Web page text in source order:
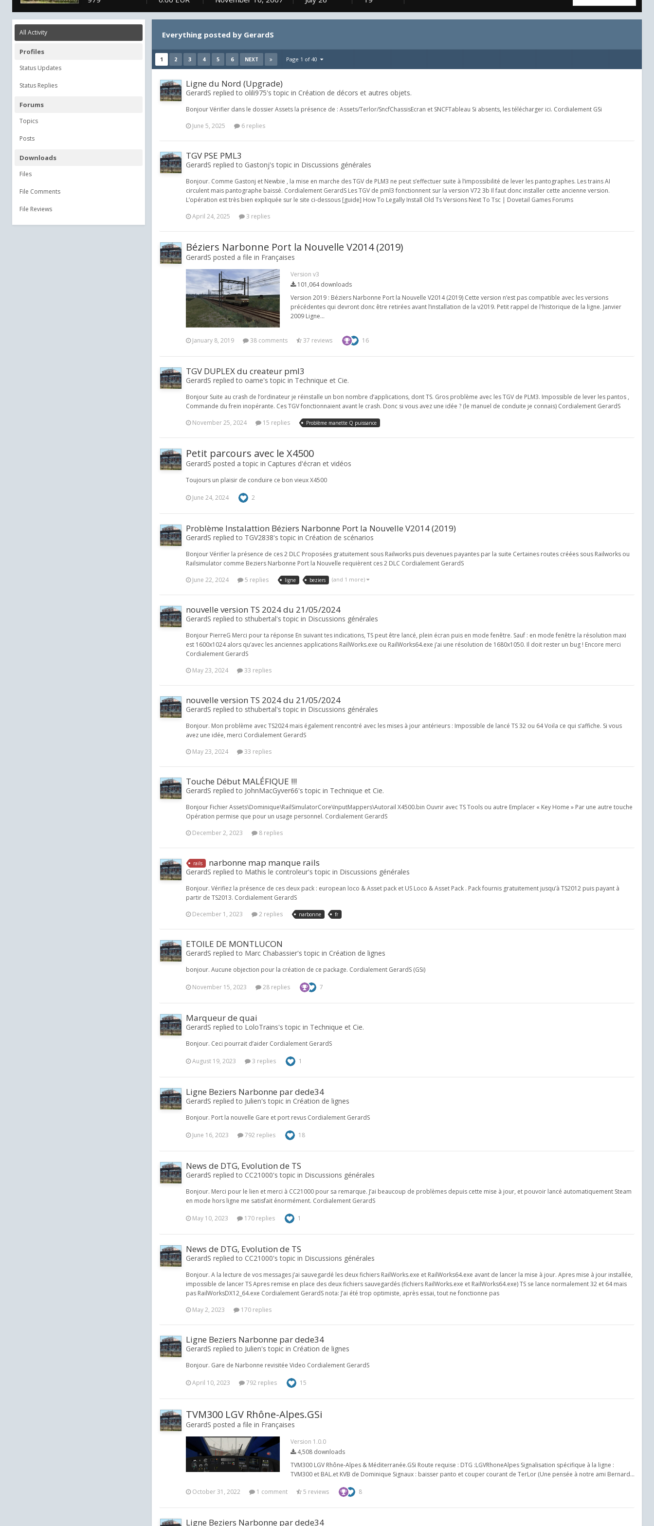
All Activity
Profiles
Status Updates
Status Replies
Forums
Topics
Posts
Downloads
Files
File Comments
File Reviews
Everything posted by GerardS
1 2 3 4 5 6 NEXT Page 1 of 40
Ligne du Nord (Upgrade)
GerardS replied to olili975's topic in Création de décors et autres objets.
Bonjour Vérifier dans le dossier Assets la présence de : Assets/Terlor/SncfChassisEcran et SNCFTableau Si absents, les télécharger ici. Cordialement GSi
June 5, 2025
6 replies
TGV PSE PML3
GerardS replied to Gastonj's topic in Discussions générales
Bonjour. Comme Gastonj et Newbie , la mise en marche des TGV de PLM3 ne peut s’effectuer suite à l’impossibilité de lever les pantographes. Les trains AI
circulent mais pantographe baissé. Cordialement GerardS Les TGV de pml3 fonctionnent sur la version V72 3b Il faut donc installer cette ancienne version.
L’opération est très bien expliquée sur le site ci-dessous [guide] How To Legally Install Old Ts Versions Next To Tsc | Dovetail Games Forums
April 24, 2025
3 replies
Béziers Narbonne Port la Nouvelle V2014 (2019)
GerardS posted a file in Françaises
Version v3
101,064 downloads
Version 2019 : Béziers Narbonne Port la Nouvelle V2014 (2019) Cette version n’est pas compatible avec les versions
précédentes qui devront donc être retirées avant l’installation de la v2019. Petit rappel de l'historique de la ligne. Janvier
2009 Ligne...
January 8, 2019 38 comments 37 reviews 16
TGV DUPLEX du createur pml3
GerardS replied to oame's topic in Technique et Cie.
Bonjour Suite au crash de l’ordinateur je réinstalle un bon nombre d’applications, dont TS. Gros problème avec les TGV de PLM3. Impossible de lever les pantos ,
Commande du frein inopérante. Ces TGV fonctionnaient avant le crash. Donc si vous avez une idée ? (le manuel de conduite je connais) Cordialement GerardS
November 25, 2024
15 replies Problème manette Q puissance
Petit parcours avec le X4500
GerardS posted a topic in Captures d'écran et vidéos
Toujours un plaisir de conduire ce bon vieux X4500
June 24, 2024 2
Problème Instalattion Béziers Narbonne Port la Nouvelle V2014 (2019)
GerardS replied to TGV2838's topic in Création de scénarios
Bonjour Vérifier la présence de ces 2 DLC Proposées gratuitement sous Railworks puis devenues payantes par la suite Certaines routes créées sous Railworks ou
Railsimulator comme Beziers Narbonne Port la Nouvelle requièrent ces 2 DLC Cordialement GerardS
June 22, 2024
5 replies ligne beziers (and 1 more)
nouvelle version TS 2024 du 21/05/2024
GerardS replied to sthubertal's topic in Discussions générales
Bonjour PierreG Merci pour ta réponse En suivant tes indications, TS peut être lancé, plein écran puis en mode fenêtre. Sauf : en mode fenêtre la résolution maxi
est 1600x1024 alors qu’avec les anciennes applications RailWorks.exe ou RailWorks64.exe j’ai une résolution de 1680x1050. Il doit rester un bug ! Encore merci
Cordialement GerardS
May 23, 2024
33 replies
nouvelle version TS 2024 du 21/05/2024
GerardS replied to sthubertal's topic in Discussions générales
Bonjour. Mon problème avec TS2024 mais également rencontré avec les mises à jour antérieurs : Impossible de lancé TS 32 ou 64 Voila ce qui s’affiche. Si vous
avez une idée, merci Cordialement GerardS
May 23, 2024
33 replies
Touche Début MALÉFIQUE !!!
GerardS replied to JohnMacGyver66's topic in Technique et Cie.
Bonjour Fichier Assets\Dominique\RailSimulatorCore\InputMappers\Autorail X4500.bin Ouvrir avec TS Tools ou autre Emplacer « Key Home » Par une autre touche
Opération permise que pour un usage personnel. Cordialement GerardS
December 2, 2023
8 replies
rails narbonne map manque rails
GerardS replied to Mathis le controleur's topic in Discussions générales
Bonjour. Vérifiez la présence de ces deux pack : european loco & Asset pack et US Loco & Asset Pack . Pack fournis gratuitement jusqu’à TS2012 puis payant à
partir de TS2013. Cordialement GerardS
December 1, 2023
2 replies narbonne fr
ETOILE DE MONTLUCON
GerardS replied to Marc Chabassier's topic in Création de lignes
bonjour. Aucune objection pour la création de ce package. Cordialement GerardS (GSi)
November 15, 2023 28 replies 7
Marqueur de quai
GerardS replied to LoloTrains's topic in Technique et Cie.
Bonjour. Ceci pourrait d’aider Cordialement GerardS
August 19, 2023 3 replies 1
Ligne Beziers Narbonne par dede34
GerardS replied to Julien's topic in Création de lignes
Bonjour. Port la nouvelle Gare et port revus Cordialement GerardS
June 16, 2023 792 replies 18
News de DTG, Evolution de TS
GerardS replied to CC21000's topic in Discussions générales
Bonjour. Merci pour le lien et merci à CC21000 pour sa remarque. J’ai beaucoup de problèmes depuis cette mise à jour, et pouvoir lancé automatiquement Steam
en mode hors ligne me satisfait énormément. Cordialement GerardS
May 10, 2023 170 replies 1
News de DTG, Evolution de TS
GerardS replied to CC21000's topic in Discussions générales
Bonjour. A la lecture de vos messages j’ai sauvegardé les deux fichiers RailWorks.exe et RailWorks64.exe avant de lancer la mise à jour. Apres mise à jour installée,
impossible de lancer TS Apres remise en place des deux fichiers sauvegardés (fichiers RailWorks.exe et RailWorks64.exe) TS se lance normalement 32 et 64 mais
pas RailWorksDX12_64.exe Cordialement GerardS nota: J’ai été trop optimiste, après essai, tout ne fonctionne pas
May 2, 2023
170 replies
Ligne Beziers Narbonne par dede34
GerardS replied to Julien's topic in Création de lignes
Bonjour. Gare de Narbonne revisitée Video Cordialement GerardS
April 10, 2023 792 replies 15
TVM300 LGV Rhône-Alpes.GSi
GerardS posted a file in Françaises
Version 1.0.0
4,508 downloads
TVM300 LGV Rhône-Alpes & Méditerranée.GSi Route requise : DTG :LGVRhoneAlpes Signalisation spécifique à la ligne :
TVM300 et BAL.et KVB de Dominique Signaux : baisser panto et couper courant de TerLor (Une pensée à notre ami Bernard...
October 31, 2022 1 comment 5 reviews 8
Ligne Beziers Narbonne par dede34